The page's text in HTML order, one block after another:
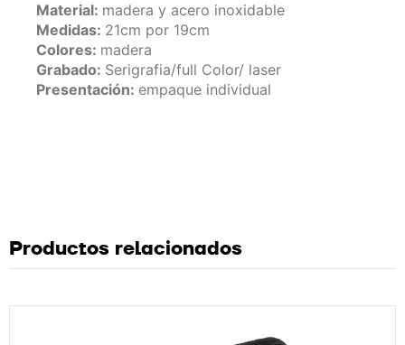
Material: madera y acero inoxidable
Medidas: 21cm por 19cm
Colores: madera
Grabado: Serigrafia/full Color/ laser
Presentación: empaque individual
Productos relacionados